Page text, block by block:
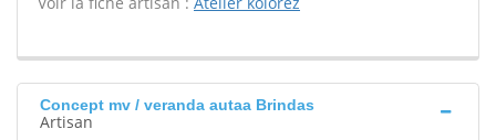
Concept mv / veranda autaa Brindas
Artisan